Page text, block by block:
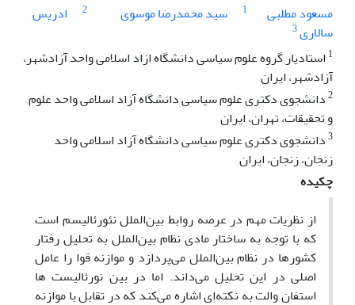
مسعود مطلبی
1 سید محمدرضا موسوی 2
ادریس
سالاری3
1 استادیار گروه علوم سیاسی دانشگاه ازاد اسلامی واحد آزادشهر،
آزادشهر، ایران
2دانشجوی دکتری علوم سیاسی دانشگاه آزاد اسلامی واحد علوم
و تحقیقات، تهران، ایران
3دانشجوی دکتری علوم سیاسی دانشگاه آزاد اسلامی واحد
زنجان، زنجان، ایران
چکیده
از نظریات مهم در عرصه روابط بین‌الملل نئورئالیسم است
که با توجه به ساختار مادی نظام بین‌الملل به تحلیل رفتار
کشورها در نظام بین‌الملل می‌پردازد و موازنه قوا را عامل
اصلی در این تحلیل می‌داند. اما در بین نورئالیست ها
استفان والت به نکته‌ای اشاره می‌کند که در تقابل با موازنه